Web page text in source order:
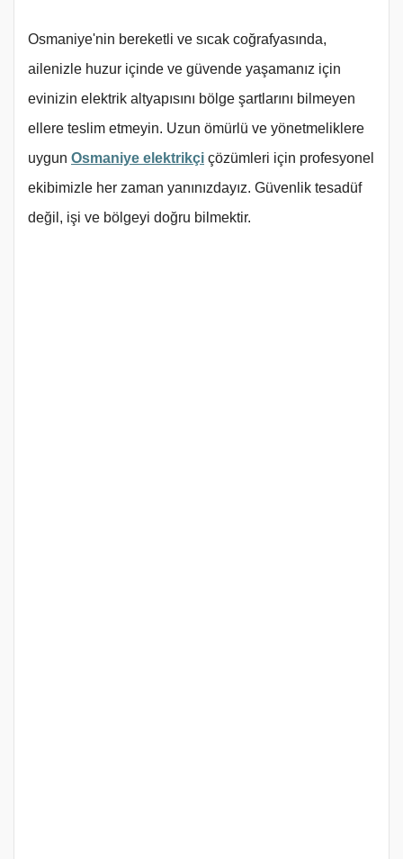
Osmaniye'nin bereketli ve sıcak coğrafyasında,
ailenizle huzur içinde ve güvende yaşamanız için
evinizin elektrik altyapısını bölge şartlarını bilmeyen
ellere teslim etmeyin. Uzun ömürlü ve yönetmeliklere
uygun Osmaniye elektrikçi çözümleri için profesyonel
ekibimizle her zaman yanınızdayız. Güvenlik tesadüf
değil, işi ve bölgeyi doğru bilmektir.